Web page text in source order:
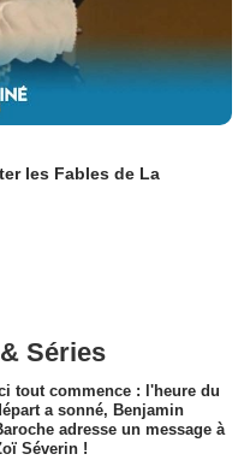
les Fables de La
Séries
tout commence : l'heure du
a sonné, Benjamin
adresse un message à
Séverin !